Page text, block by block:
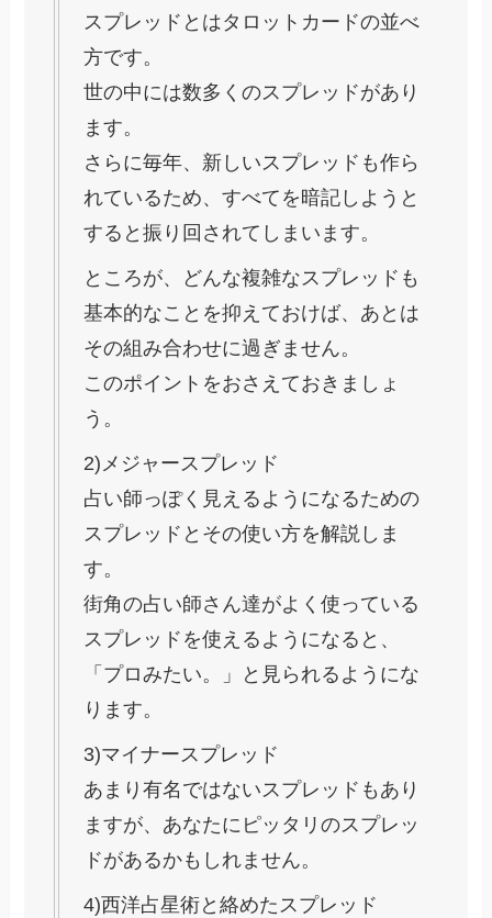
スプレッドとはタロットカードの並べ
方です。
世の中には数多くのスプレッドがあり
ます。
さらに毎年、新しいスプレッドも作ら
れているため、すべてを暗記しようと
すると振り回されてしまいます。
ところが、どんな複雑なスプレッドも
基本的なことを抑えておけば、あとは
その組み合わせに過ぎません。
このポイントをおさえておきましょ
う。
2)メジャースプレッド
占い師っぽく見えるようになるための
スプレッドとその使い方を解説しま
す。
街角の占い師さん達がよく使っている
スプレッドを使えるようになると、
「プロみたい。」と見られるようにな
ります。
3)マイナースプレッド
あまり有名ではないスプレッドもあり
ますが、あなたにピッタリのスプレッ
ドがあるかもしれません。
4)西洋占星術と絡めたスプレッド